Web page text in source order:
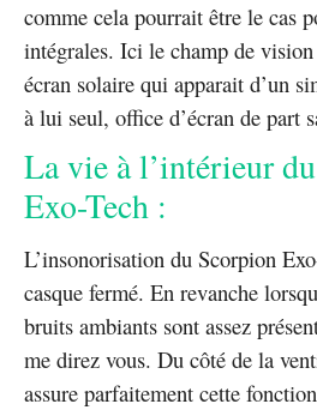
comme cela pourrait être le cas
intégrales. Ici le champ de
écran solaire qui apparait d’un
à lui seul, office d’écran de part
La vie à l’intérieur
Exo-Tech :
L’insonorisation du Scorpion
casque fermé. En revanche
bruits ambiants sont assez
me direz vous. Du côté de la
assure parfaitement cette